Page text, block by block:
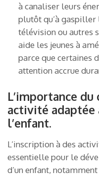
à canaliser leurs
plutôt qu’à
télévision ou autres
aide les jeunes à
parce que certaines
attention accrue
L’importance du
activité adaptée
l’enfant.
L’inscription à des
essentielle pour le
d’un enfant,